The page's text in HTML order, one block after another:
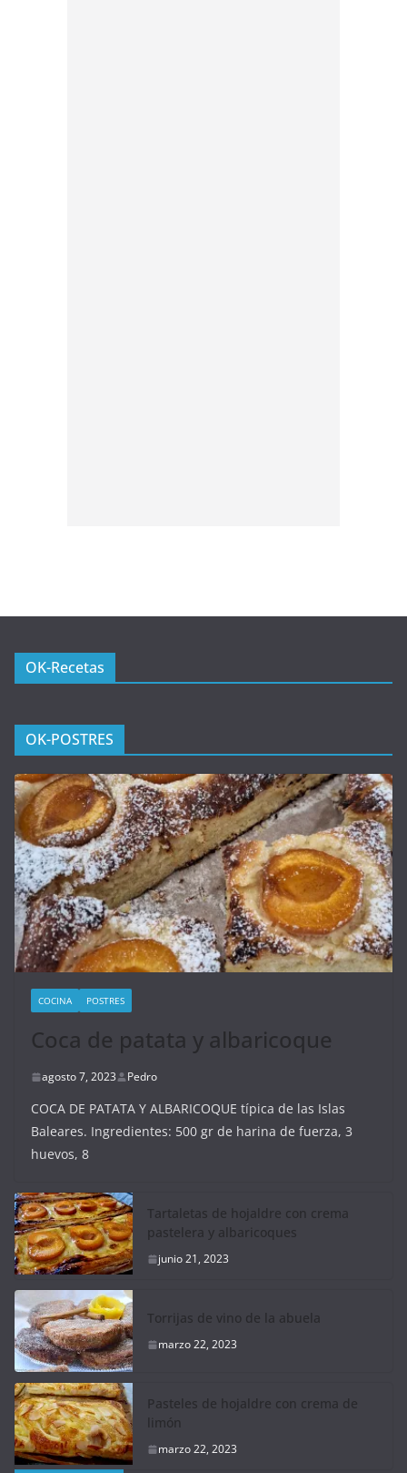
OK-Recetas
OK-POSTRES
COCINA POSTRES
Coca de patata y albaricoque
agosto 7, 2023 Pedro
COCA DE PATATA Y ALBARICOQUE típica de las Islas
Baleares. Ingredientes: 500 gr de harina de fuerza, 3
huevos, 8
Tartaletas de hojaldre con crema
pastelera y albaricoques
junio 21, 2023
Torrijas de vino de la abuela
marzo 22, 2023
Pasteles de hojaldre con crema de
limón
marzo 22, 2023